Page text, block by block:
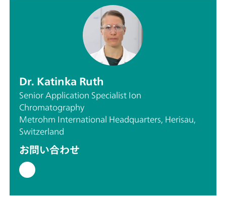
Dr. Katinka Ruth
Senior Application Specialist Ion
Chromatography
Metrohm International Headquarters, Herisau,
Switzerland
お問い合わせ